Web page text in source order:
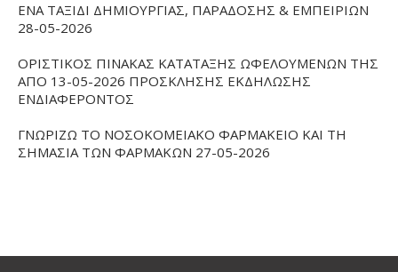
ΕΝΑ ΤΑΞΙΔΙ ΔΗΜΙΟΥΡΓΙΑΣ, ΠΑΡΑΔΟΣΗΣ & ΕΜΠΕΙΡΙΩΝ
28-05-2026
ΟΡΙΣΤΙΚΟΣ ΠΙΝΑΚΑΣ ΚΑΤΑΤΑΞΗΣ ΩΦΕΛΟΥΜΕΝΩΝ ΤΗΣ
ΑΠΟ 13-05-2026 ΠΡΟΣΚΛΗΣΗΣ ΕΚΔΗΛΩΣΗΣ
ΕΝΔΙΑΦΕΡΟΝΤΟΣ
ΓΝΩΡΙΖΩ ΤΟ ΝΟΣΟΚΟΜΕΙΑΚΟ ΦΑΡΜΑΚΕΙΟ ΚΑΙ ΤΗ
ΣΗΜΑΣΙΑ ΤΩΝ ΦΑΡΜΑΚΩΝ 27-05-2026